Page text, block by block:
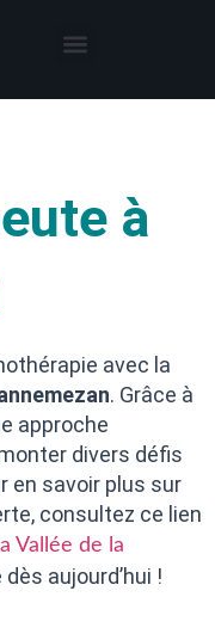
à
avec la
. Grâce à
approche
divers défis
en savoir plus sur
consultez ce lien
Vallée de la
aujourd’hui !